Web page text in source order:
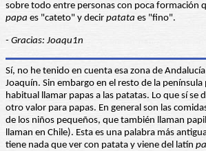
sobre todo entre personas con poca formación
papa es "cateto" y decir patata es "fino".
- Gracias: Joaqu1n
Sí, no he tenido en cuenta esa zona de
Joaquín. Sin embargo en el resto de la
habitual llamar papas a las patatas. Lo que sí se
otro valor para papas. En general son las
de los niños pequeños, que también llaman
llaman en Chile). Esta es una palabra más
tiene nada que ver con patata y viene del latín